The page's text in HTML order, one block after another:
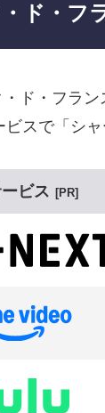
ド・フ
ド・フラン
ビスで「シ
ビス PR